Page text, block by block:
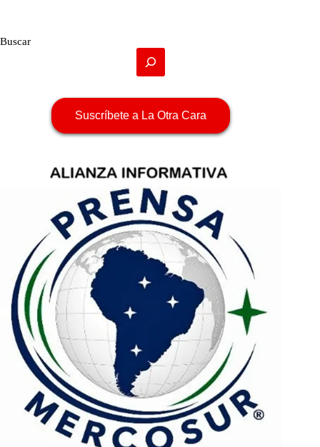
Buscar
Suscríbete a La Otra Cara